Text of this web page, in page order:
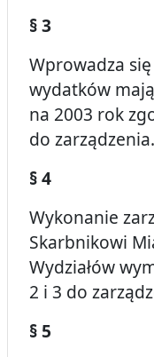
§ 3
Wprowadza
wydatków
na 2003 rok
do zarządzenia.
§ 4
Wykonanie
Skarbnikowi
Wydziałów
2 i 3 do
§ 5